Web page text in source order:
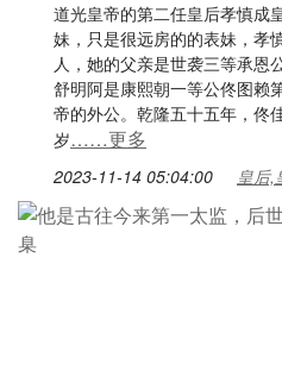
道光皇帝的第二任皇后孝慎成
妹，只是很远房的的表妹，孝
人，她的父亲是世袭三等承恩
舒明阿是康熙朝一等公佟图赖
帝的外公。乾隆五十五年，佟
岁……更多
2023-11-14 05:04:00 皇后,